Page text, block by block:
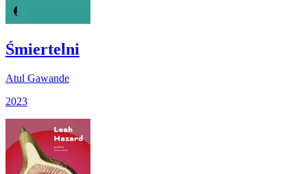
Śmiertelni
Atul Gawande
2023